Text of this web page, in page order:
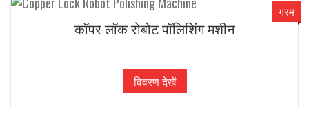
कॉपर लॉक रोबोट पॉलिशिंग मशीन
विवरण देखें
गरम